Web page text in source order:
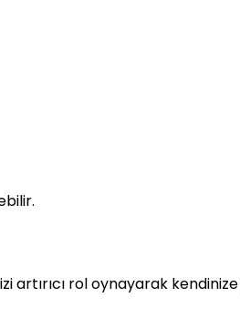
artırıcı rol oynayarak